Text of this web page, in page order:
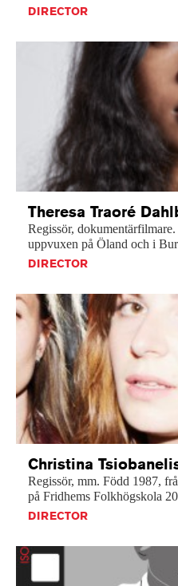
DIRECTOR
Theresa Traoré
Regissör, dokumentärfilmare.
uppvuxen på Öland och i
DIRECTOR
Christina
Regissör, mm. Född 1987,
på Fridhems Folkhögskola
DIRECTOR